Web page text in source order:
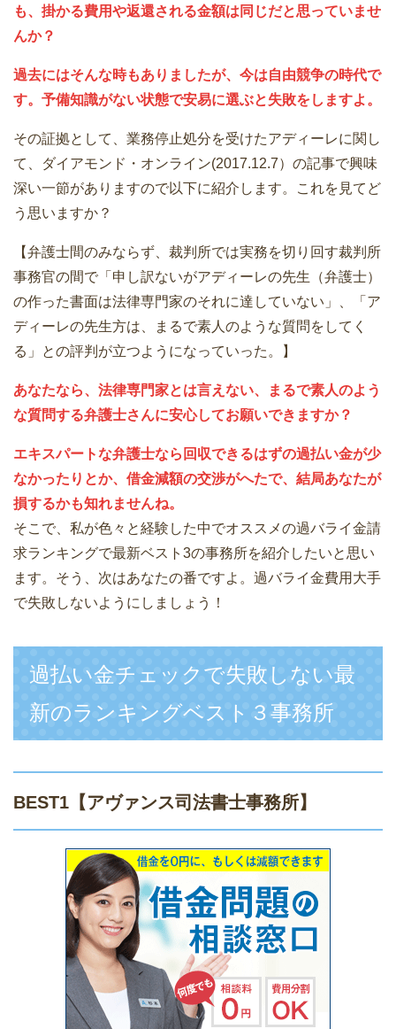
も、掛かる費用や返還される金額は同じだと思っていませ
んか？
過去にはそんな時もありましたが、今は自由競争の時代で
す。予備知識がない状態で安易に選ぶと失敗をしますよ。
その証拠として、業務停止処分を受けたアディーレに関し
て、ダイアモンド・オンライン(2017.12.7）の記事で興味
深い一節がありますので以下に紹介します。これを見てど
う思いますか？
【弁護士間のみならず、裁判所では実務を切り回す裁判所
事務官の間で「申し訳ないがアディーレの先生（弁護士）
の作った書面は法律専門家のそれに達していない」、「ア
ディーレの先生方は、まるで素人のような質問をしてく
る」との評判が立つようになっていった。】
あなたなら、法律専門家とは言えない、まるで素人のよう
な質問する弁護士さんに安心してお願いできますか？
エキスパートな弁護士なら回収できるはずの過払い金が少
なかったりとか、借金減額の交渉がへたで、結局あなたが
損するかも知れませんね。
そこで、私が色々と経験した中でオススメの過バライ金請
求ランキングで最新ベスト3の事務所を紹介したいと思い
ます。そう、次はあなたの番ですよ。過バライ金費用大手
で失敗しないようにしましょう！
過払い金チェックで失敗しない最
新のランキングベスト３事務所
BEST1 【アヴァンス司法書士事務所】